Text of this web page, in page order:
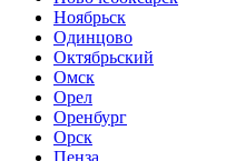
Ноябрьск
Одинцово
Октябрьский
Омск
Орел
Оренбург
Орск